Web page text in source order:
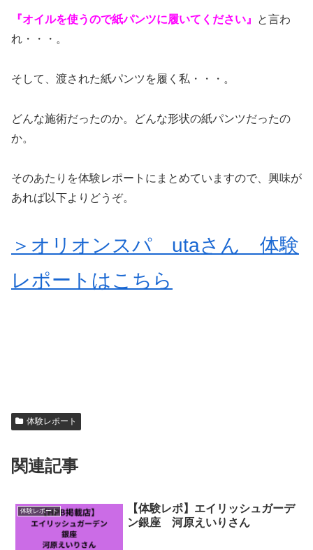
『オイルを使うので紙パンツに履いてください』
と言わ
れ・・・。
そして、渡された紙パンツを履く私・・・。
どんな施術だったのか。どんな形状の紙パンツだったの
か。
そのあたりを体験レポートにまとめていますので、興味が
あれば以下よりどうぞ。
＞オリオンスパ utaさん 体験
レポートはこちら
体験レポート
関連記事
体験レポート
【体験レポ】エイリッシュガーデ
ン銀座 河原えいりさん